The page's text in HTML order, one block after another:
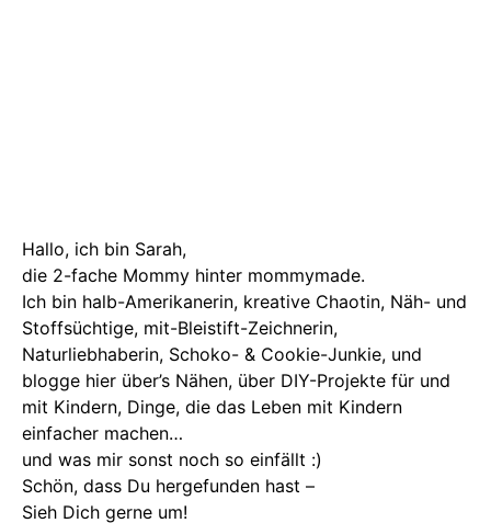
Hallo, ich bin Sarah,
die 2-fache Mommy hinter mommymade.
Ich bin halb-Amerikanerin, kreative Chaotin, Näh- und
Stoffsüchtige, mit-Bleistift-Zeichnerin,
Naturliebhaberin, Schoko- & Cookie-Junkie, und
blogge hier über’s Nähen, über DIY-Projekte für und
mit Kindern, Dinge, die das Leben mit Kindern
einfacher machen…
und was mir sonst noch so einfällt :)
Schön, dass Du hergefunden hast –
Sieh Dich gerne um!